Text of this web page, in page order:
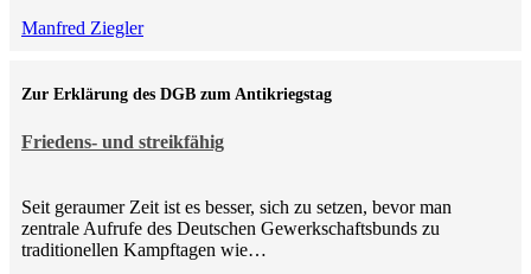
Manfred Ziegler
Friedens- und streikfähig
Zur Erklärung des DGB zum Antikriegstag
Seit geraumer Zeit ist es besser, sich zu setzen, bevor man
zentrale Aufrufe des Deutschen Gewerkschaftsbunds zu
traditionellen Kampftagen wie…